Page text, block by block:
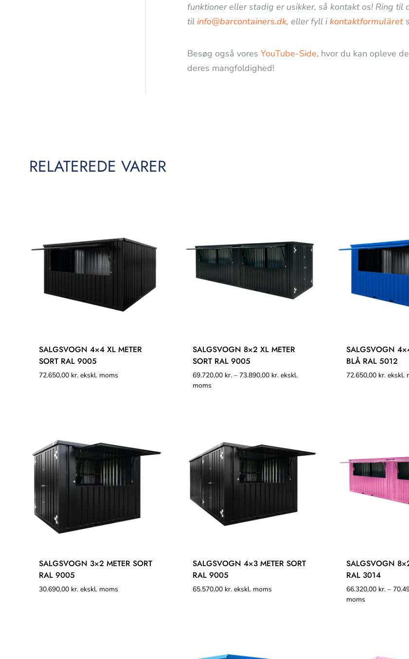
funktioner eller stadig er usikker, så kontakt os! Ring til
til info@barcontainers.dk, eller fyll i kontaktformuläret
Besøg også vores YouTube-Side, hvor du kan opleve
deres mangfoldighed!
RELATEREDE VARER
SALGSVOGN 4×4 XL METER
SORT RAL 9005
72.650,00 kr. ekskl. moms
SALGSVOGN 8×2 XL METER
SORT RAL 9005
69.720,00 kr. – 73.890,00 kr. ekskl.
moms
SALGSVOGN
BLÅ RAL 5012
72.650,00 kr. ekskl.
SALGSVOGN 3×2 METER SORT
RAL 9005
30.690,00 kr. ekskl. moms
SALGSVOGN 4×3 METER SORT
RAL 9005
65.570,00 kr. ekskl. moms
SALGSVOGN
RAL 3014
66.320,00 kr. –
moms